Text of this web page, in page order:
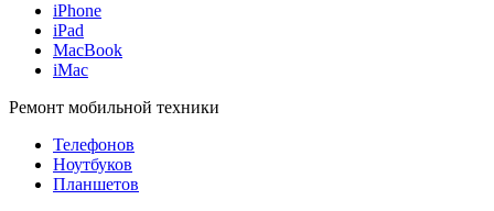
iPhone
iPad
MacBook
iMac
Ремонт мобильной техники
Телефонов
Ноутбуков
Планшетов